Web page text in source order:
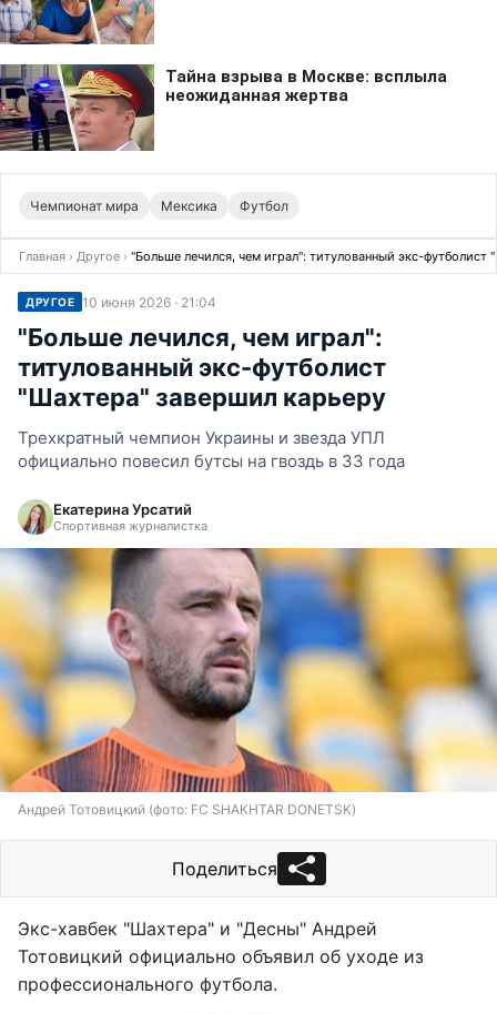
Чемпионат мира Мексика Футбол
Главная › Другое › "Больше лечился, чем играл": титулованный экс-футболист
ДРУГОЕ 10 июня 2026 · 21:04
"Больше лечился, чем играл":
титулованный экс-футболист
"Шахтера" завершил карьеру
Трехкратный чемпион Украины и звезда УПЛ
официально повесил бутсы на гвоздь в 33 года
Екатерина Урсатий
Спортивная журналистка
Андрей Тотовицкий (фото: FC SHAKHTAR DONETSK)
Поделиться
Экс-хавбек "Шахтера" и "Десны" Андрей
Тотовицкий официально объявил об уходе из
профессионального футбола.